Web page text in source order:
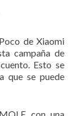
de Xiaomi
campaña de
Esto se
que se puede
con una